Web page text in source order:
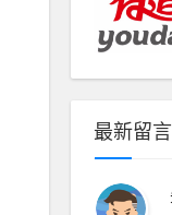
最新留言